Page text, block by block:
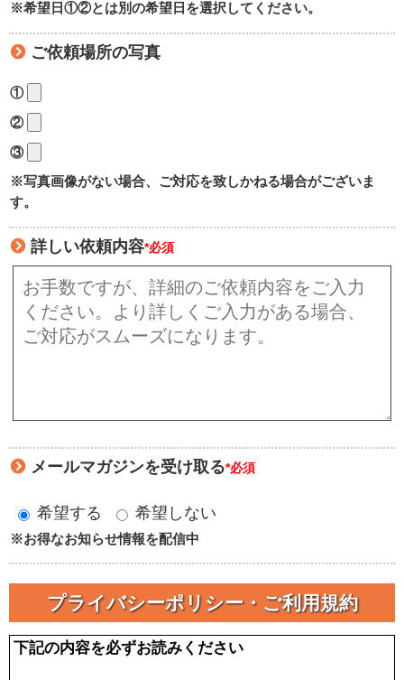
※希望日①②とは別の希望日を選択してください。
ご依頼場所の写真
①
②
③
※写真画像がない場合、ご対応を致しかねる場合がございま
す。
詳しい依頼内容*必須
メールマガジンを受け取る*必須
希望する 希望しない
※お得なお知らせ情報を配信中
プライバシーポリシー・ご利用規約
下記の内容を必ずお読みください